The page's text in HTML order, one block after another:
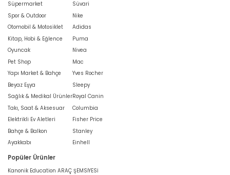
Süpermarket
Spor & Outdoor
Otomobil & Motosiklet
Kitap, Hobi & Eğlence
Oyuncak
Pet Shop
Yapı Market & Bahçe
Beyaz Eşya
Sağlık & Medikal Ürünler
Takı, Saat & Aksesuar
Elektrikli Ev Aletleri
Bahçe & Balkon
Ayakkabı
Süvari
Nike
Adidas
Puma
Nivea
Mac
Yves Rocher
Sleepy
Royal Canin
Columbia
Fisher Price
Stanley
Einhell
Popüler Ürünler
Kanonik Education ARAÇ ŞEMSİYESİ